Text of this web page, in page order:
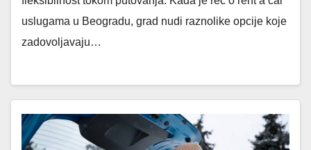
uslugama u Beogradu, grad nudi raznolike opcije koje
zadovoljavaju…